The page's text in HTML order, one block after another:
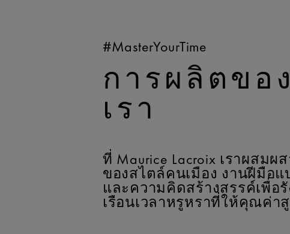
#MasterYourTime
การผลิตของ
เรา
ที่ Maurice Lacroix เราผสมผ
ของสไตล์คนเมือง งานฝีมือแ
และความคิดสร้างสรรค์เพื่อ
เรือนเวลาหรูหราที่ให้คุณค่า